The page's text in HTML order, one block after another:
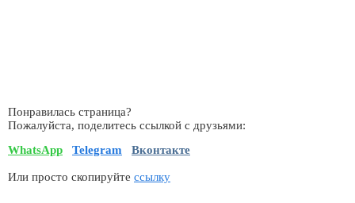
Понравилась страница?
Пожалуйста, поделитесь ссылкой с друзьями:
WhatsApp
Telegram Вконтакте
Или просто скопируйте ссылку